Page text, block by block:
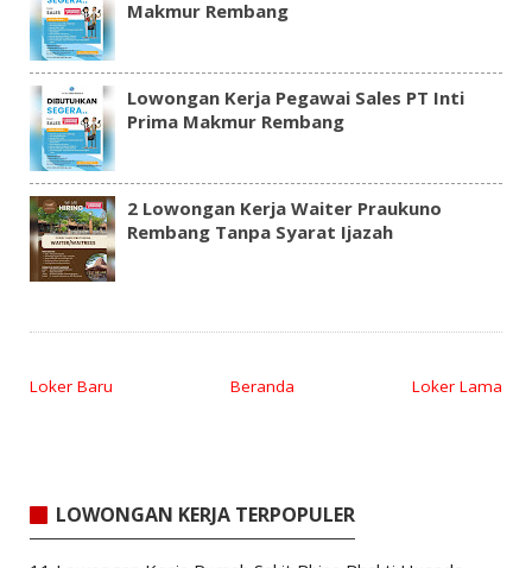
Makmur Rembang
Lowongan Kerja Pegawai Sales PT Inti
Prima Makmur Rembang
2 Lowongan Kerja Waiter Praukuno
Rembang Tanpa Syarat Ijazah
Loker Baru Loker Lama
Beranda
LOWONGAN KERJA TERPOPULER